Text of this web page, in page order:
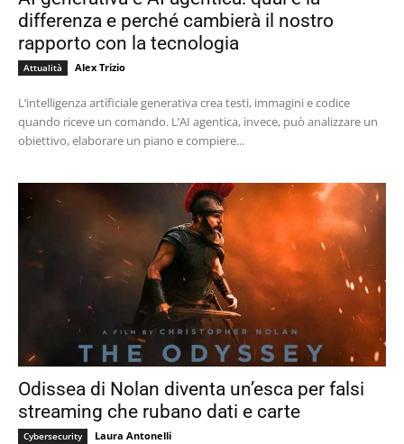
differenza e perché cambierà il nostro
rapporto con la tecnologia
Attualità Alex Trizio
L’intelligenza artificiale generativa crea testi, immagini e codice
quando riceve un comando. L’AI agentica, invece, può analizzare un
obiettivo, elaborare un piano e compiere...
Odissea di Nolan diventa un’esca per falsi
streaming che rubano dati e carte
Cybersecurity Laura Antonelli